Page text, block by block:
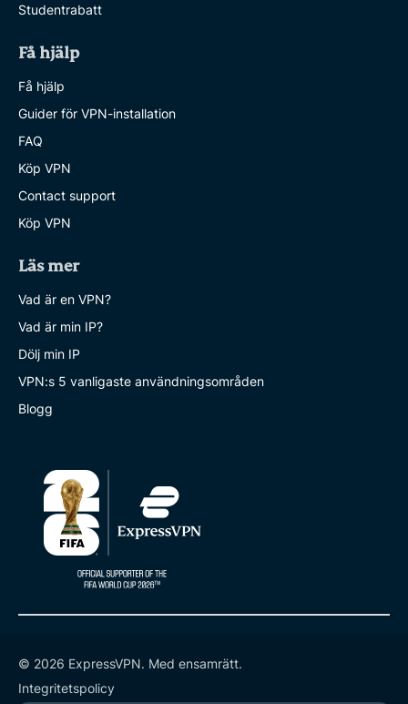
Studentrabatt
Få hjälp
Få hjälp
Guider för VPN-installation
FAQ
Köp VPN
Contact support
Köp VPN
Läs mer
Vad är en VPN?
Vad är min IP?
Dölj min IP
VPN:s 5 vanligaste användningsområden
Blogg
© 2026 ExpressVPN. Med ensamrätt.
Integritetspolicy